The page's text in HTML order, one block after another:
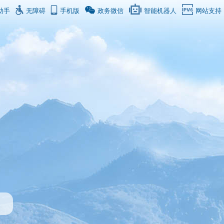
手 无障碍 手机版 政务微信 智能机器人 网站支持